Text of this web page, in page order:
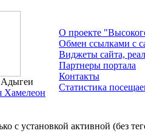
Хамелеон
О проекте
Обмен ссылками c
Виджеты сайта,
Партнеры портала
Контакты
Статистика
с установкой активной (без